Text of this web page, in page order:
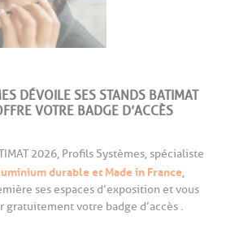
DÉVOILE SES STANDS BATIMAT
VOTRE BADGE D’ACCÈS
2026, Profils Systèmes, spécialiste
durable et Made in France,
ses espaces d’exposition et vous
gratuitement votre badge d’accès .